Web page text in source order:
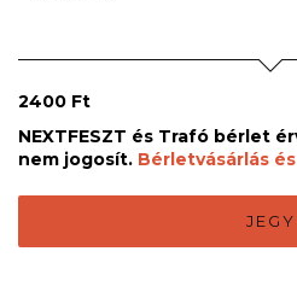
2400 Ft
NEXTFESZT és Trafó bérlet
nem jogosít. Bérletvásárlás
JEGY